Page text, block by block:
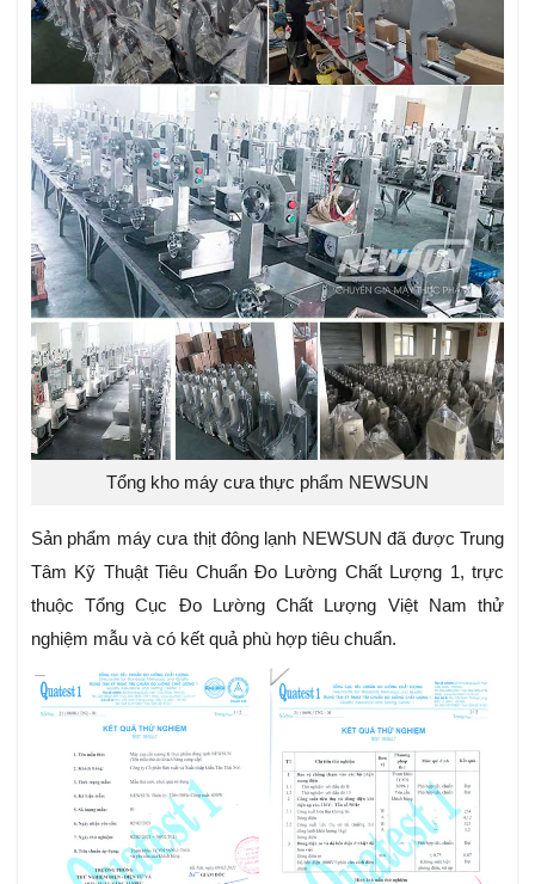
Tổng kho máy cưa thực phẩm NEWSUN
Sản phẩm máy cưa thịt đông lạnh NEWSUN đã được Trung
Tâm Kỹ Thuật Tiêu Chuẩn Đo Lường Chất Lượng 1, trực
thuộc Tổng Cục Đo Lường Chất Lượng Việt Nam thử
nghiệm mẫu và có kết quả phù hợp tiêu chuẩn.